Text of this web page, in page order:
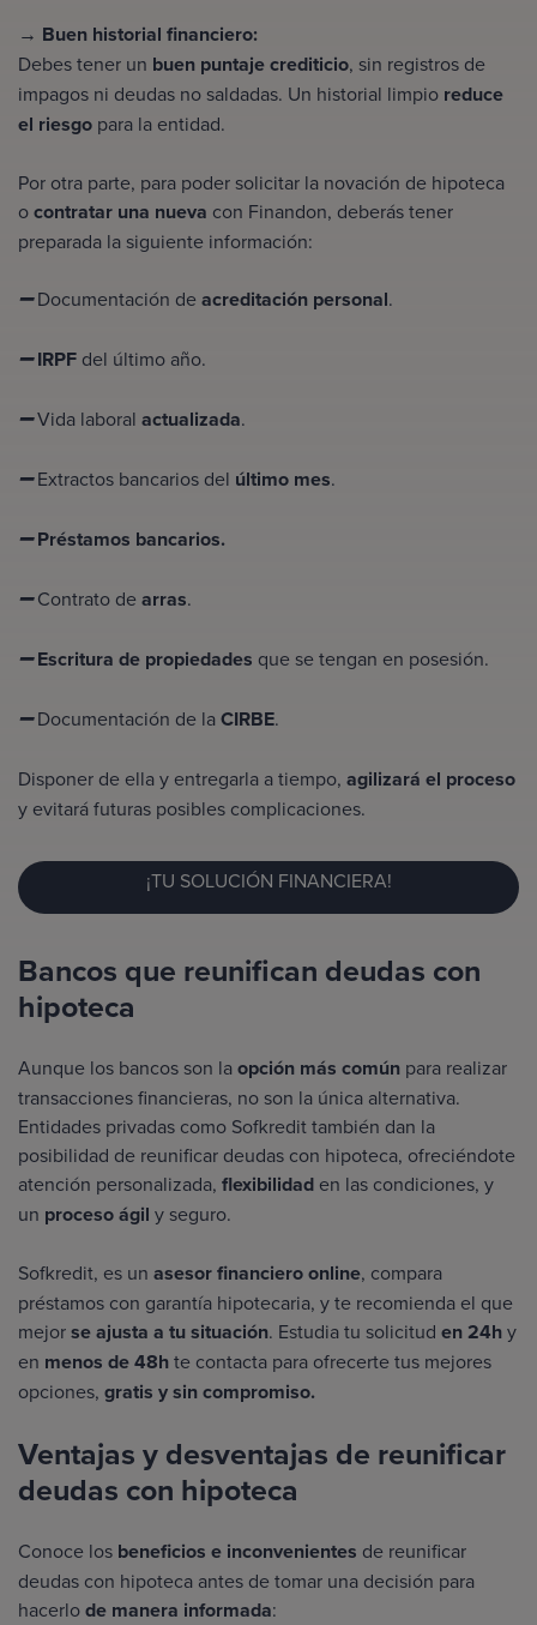
→ Buen historial financiero:
Debes tener un buen puntaje crediticio, sin registros de
impagos ni deudas no saldadas. Un historial limpio reduce
el riesgo para la entidad.
Por otra parte, para poder solicitar la novación de hipoteca
ocontratar una nueva con Finandon, deberás tener
preparada la siguiente información:
➖Documentación deacreditación personal.
➖ IRPF del último año.
➖Vida laboral actualizada.
➖Extractos bancarios del último mes.
➖ Préstamos bancarios.
➖Contrato dearras.
➖ Escritura de propiedades que se tengan en posesión.
➖Documentación de laCIRBE.
Disponer de ella y entregarla a tiempo, agilizará el proceso
y evitará futuras posibles complicaciones.
¡TU SOLUCIÓN FINANCIERA!
Bancos que reunifican deudas con
hipoteca
Aunque los bancos son laopción más común para realizar
transacciones financieras, no son la única alternativa.
Entidades privadas como Sofkredit también dan la
posibilidad de reunificar deudas con hipoteca, ofreciéndote
atención personalizada, flexibilidad en las condiciones, y
un proceso ágil y seguro.
Sofkredit, es un asesor financiero online, compara
préstamos con garantía hipotecaria, y te recomienda el que
mejorse ajusta a tu situación. Estudia tu solicitud en 24hy
en menos de 48hte contacta para ofrecerte tus mejores
opciones, gratis y sin compromiso.
Ventajas y desventajas de reunificar
deudas con hipoteca
Conoce los beneficios e inconvenientes de reunificar
deudas con hipoteca antes de tomar una decisión para
hacerlode manera informada: